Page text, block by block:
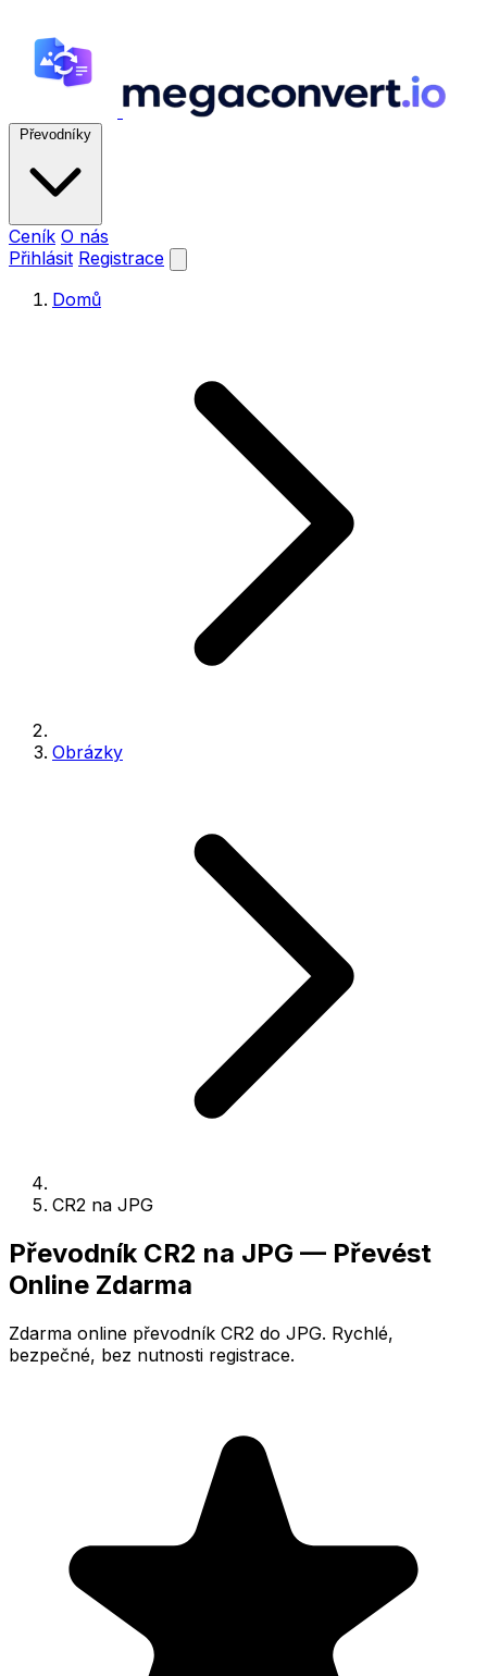
Převodníky
Ceník O nás
Přihlásit Registrace
Domů
Obrázky
CR2 na JPG
Převodník CR2 na JPG — Převést
Online Zdarma
Zdarma online převodník CR2 do JPG. Rychlé,
bezpečné, bez nutnosti registrace.